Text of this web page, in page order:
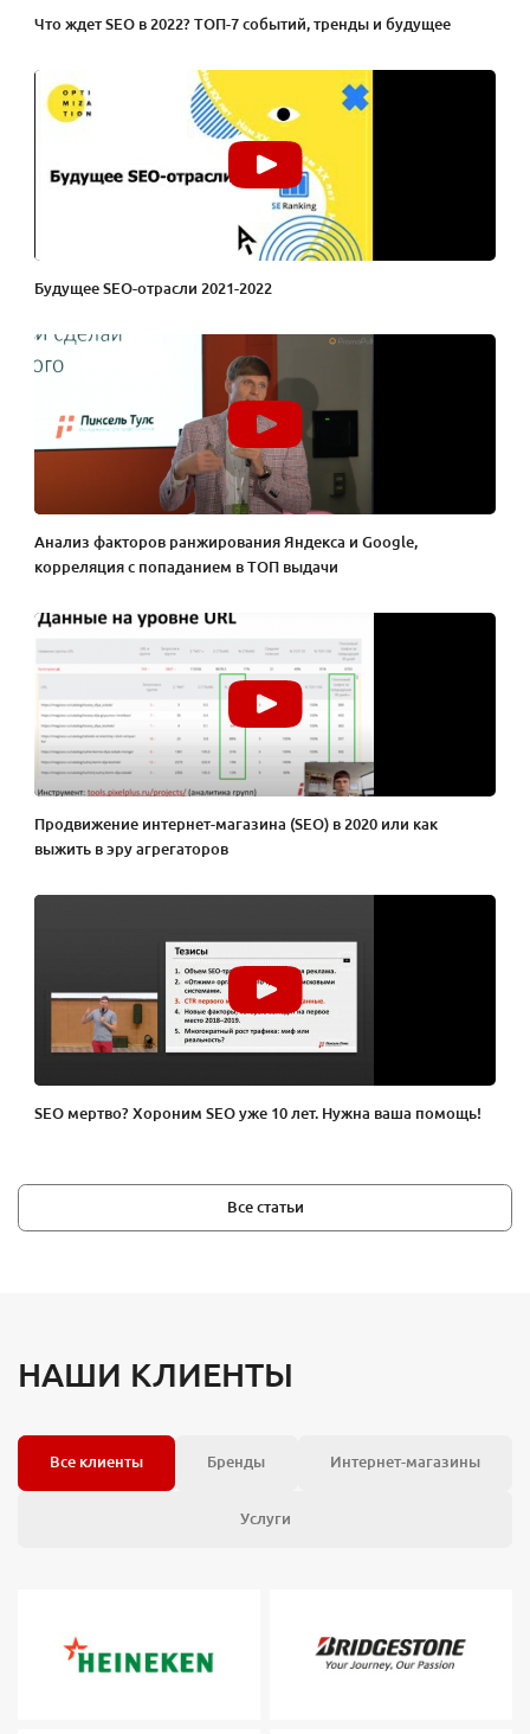
Что ждет SEO в 2022? ТОП-7 событий, тренды и будущее
Будущее SEO-отрасли 2021-2022
Анализ факторов ранжирования Яндекса и Google,
корреляция с попаданием в ТОП выдачи
Продвижение интернет-магазина (SEO) в 2020 или как
выжить в эру агрегаторов
SEO мертво? Хороним SEO уже 10 лет. Нужна ваша помощь!
Все статьи
НАШИ КЛИЕНТЫ
Все клиенты Бренды Интернет-магазины
Услуги